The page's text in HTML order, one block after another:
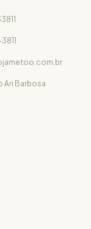
Ari Barbosa